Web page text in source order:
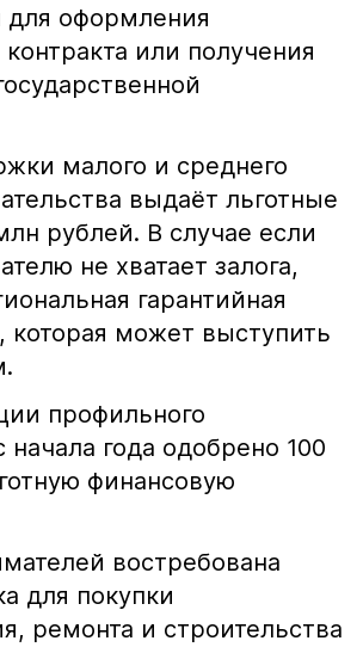
для оформления
или получения
малого и среднего
выдаёт льготные
рублей. В случае если
не хватает залога,
гарантийная
которая может выступить
профильного
начала года одобрено 100
финансовую
востребована
для покупки
ремонта и строительства